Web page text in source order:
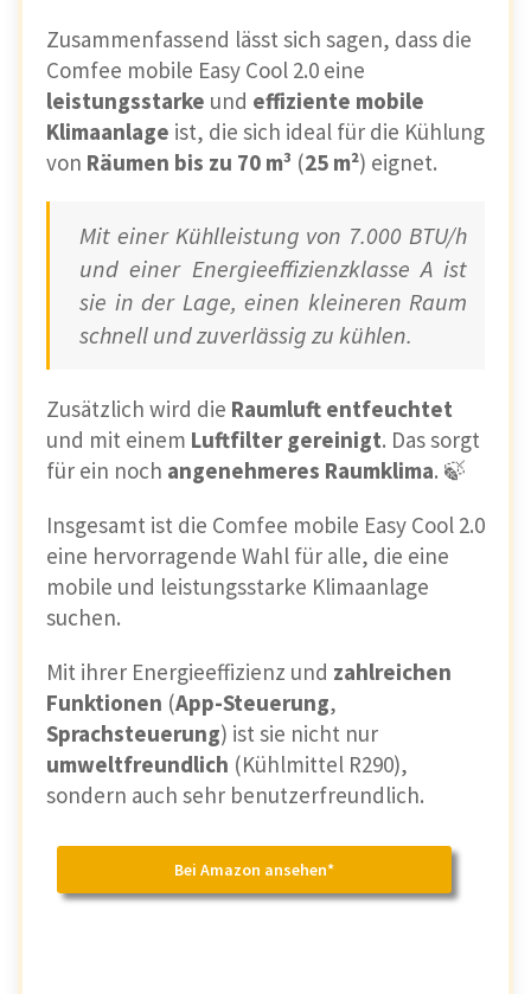
Zusammenfassend lässt sich sagen, dass die
Comfee mobile Easy Cool 2.0 eine
leistungsstarke und effiziente mobile
Klimaanlage ist, die sich ideal für die Kühlung
von Räumen bis zu 70 m³ (25 m²) eignet.
Mit einer Kühlleistung von 7.000 BTU/h
und einer Energieeffizienzklasse A ist
sie in der Lage, einen kleineren Raum
schnell und zuverlässig zu kühlen.
Zusätzlich wird die Raumluft entfeuchtet
und mit einem Luftfilter gereinigt. Das sorgt
für ein noch angenehmeres Raumklima. 🍃
Insgesamt ist die Comfee mobile Easy Cool 2.0
eine hervorragende Wahl für alle, die eine
mobile und leistungsstarke Klimaanlage
suchen.
Mit ihrer Energieeffizienz und zahlreichen
Funktionen (App-Steuerung,
Sprachsteuerung) ist sie nicht nur
umweltfreundlich (Kühlmittel R290),
sondern auch sehr benutzerfreundlich.
Bei Amazon ansehen*